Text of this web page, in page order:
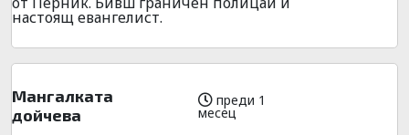
настоящ евангелист.
Мангалката
дойчева
преди 1
месец